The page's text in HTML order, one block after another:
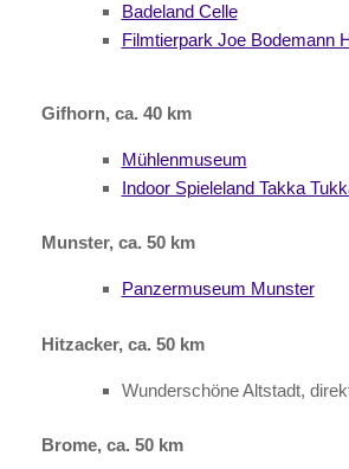
Badeland Celle
Filmtierpark Joe Bodemann
Gifhorn, ca. 40 km
Mühlenmuseum
Indoor Spieleland Takka
Munster, ca. 50 km
Panzermuseum Munster
Hitzacker, ca. 50 km
Wunderschöne Altstadt,
Brome, ca. 50 km